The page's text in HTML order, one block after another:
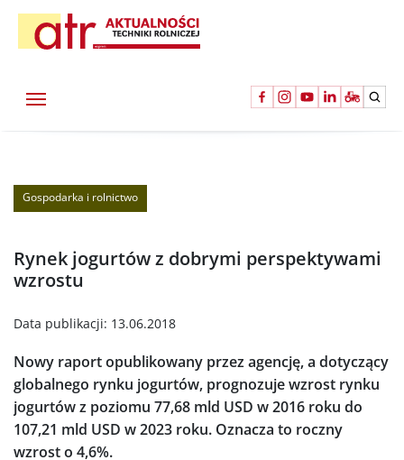
Gospodarka i rolnictwo
Rynek jogurtów z dobrymi perspektywami
wzrostu
Data publikacji: 13.06.2018
Nowy raport opublikowany przez agencję, a dotyczący
globalnego rynku jogurtów, prognozuje wzrost rynku
jogurtów z poziomu 77,68 mld USD w 2016 roku do
107,21 mld USD w 2023 roku. Oznacza to roczny
wzrost o 4,6%.